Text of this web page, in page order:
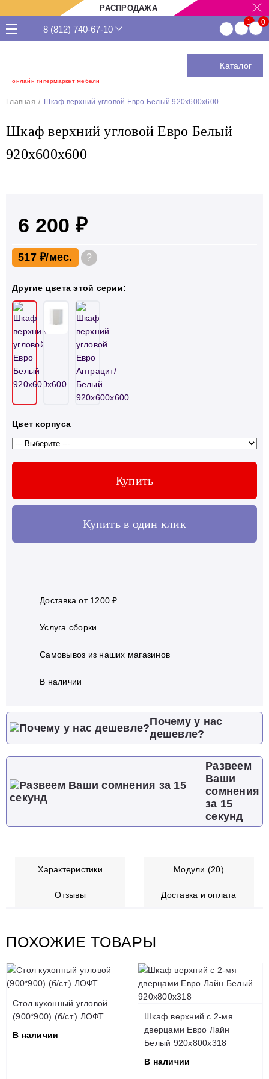
РАСПРОДАЖА
онлайн гипермаркет мебели
8 (812) 740-67-10
Каталог
Главная Шкаф верхний угловой Евро Белый 920х600х600
Шкаф верхний угловой Евро Белый
920х600х600
6 200 ₽
517 ₽ ?
Другие цвета этой серии:
Цвет корпуса
Купить
Купить в один клик
Доставка от 1200 ₽
Услуга сборки
Самовывоз из наших магазинов
В наличии
Почему у нас
дешевле?
Развеем
Ваши
сомнения
за 15
секунд
Характеристики Модули (20)
Отзывы Доставка и оплата
ПОХОЖИЕ ТОВАРЫ
Стол кухонный угловой
(900*900) (б/ст.) ЛОФТ
В наличии
Шкаф верхний с 2-мя
дверцами Евро Лайн
Белый 920х800х318
В наличии